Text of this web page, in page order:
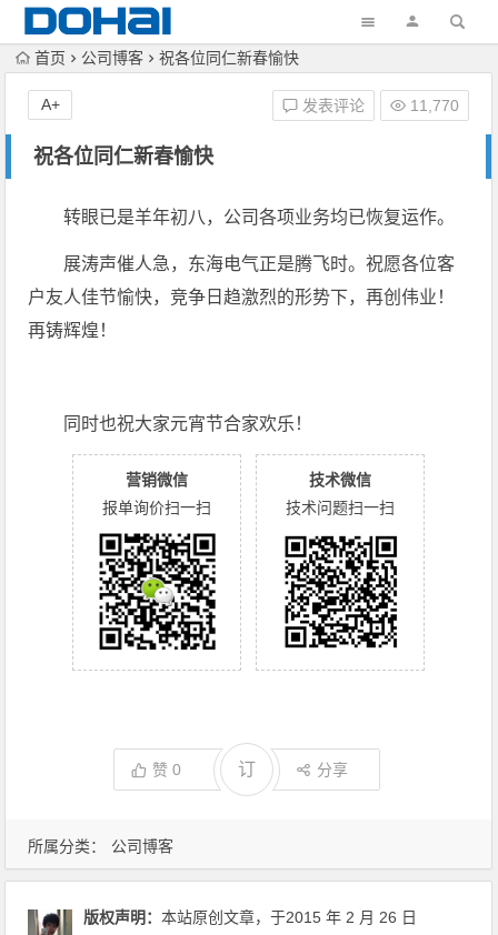
首页 公司博客 祝各位同仁新春愉快
祝各位同仁新春愉快
发表评论 11,770
A+
所属分类： 公司博客
转眼已是羊年初八，公司各项业务均已恢复运作。
展涛声催人急，东海电气正是腾飞时。祝愿各位客
户友人佳节愉快，竞争日趋激烈的形势下，再创伟业！
再铸辉煌！
同时也祝大家元宵节合家欢乐！
营销微信
报单询价扫一扫
技术微信
技术问题扫一扫
赞0 订 分享
版权声明：本站原创文章，于2015 年 2 月 26 日